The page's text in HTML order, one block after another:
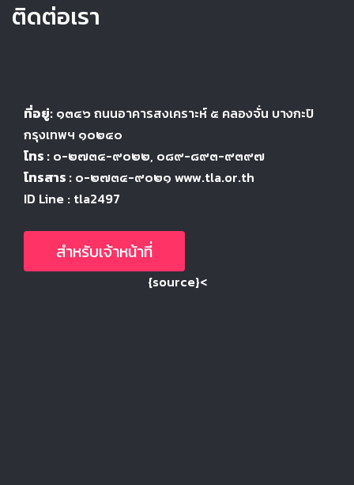
ติดต่อเรา
ที่อยู่: ๑๓๔๖ ถนนอาคารสงเคราะห์ ๕ คลองจั่น บางกะปิ
กรุงเทพฯ ๑๐๒๔๐
โทร : ๐-๒๗๓๔-๙๐๒๒, ๐๘๙-๘๙๓-๙๓๙๗
โทรสาร : ๐-๒๗๓๔-๙๐๒๑ www.tla.or.th
ID Line : tla2497
สำหรับเจ้าหน้าที่
{source}<